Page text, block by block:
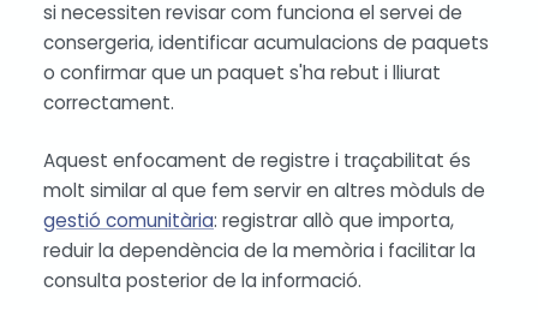
si necessiten revisar com funciona el servei de
consergeria, identificar acumulacions de paquets
o confirmar que un paquet s'ha rebut i lliurat
correctament.
Aquest enfocament de registre i traçabilitat és
molt similar al que fem servir en altres mòduls de
gestió comunitària: registrar allò que importa,
reduir la dependència de la memòria i facilitar la
consulta posterior de la informació.